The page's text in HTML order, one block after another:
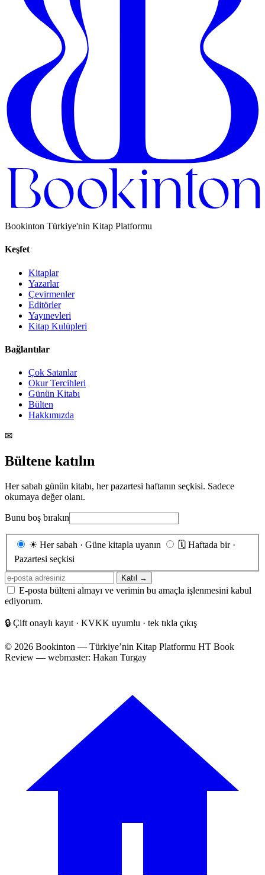
Bookinton Türkiye'nin Kitap Platformu
Keşfet
Kitaplar
Yazarlar
Çevirmenler
Editörler
Yayınevleri
Kitap Kulüpleri
Bağlantılar
Çok Satanlar
Okur Tercihleri
Günün Kitabı
Bülten
Hakkımızda
✉
Bültene katılın
Her sabah günün kitabı, her pazartesi haftanın seçkisi. Sadece
okumaya değer olanı.
Bunu boş bırakın
Gönderim
sıklığı
☀ Her sabah · Güne kitapla uyanın 🗓 Haftada bir ·
Pazartesi seçkisi
E-
posta
adresiniz
Katıl →
E-posta bülteni almayı ve verimin bu amaçla işlenmesini kabul
ediyorum.
🔒 Çift onaylı kayıt · KVKK uyumlu · tek tıkla çıkış
© 2026 Bookinton — Türkiye’nin Kitap Platformu HT Book
Review — webmaster: Hakan Turgay